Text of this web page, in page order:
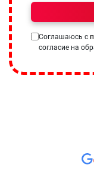
Соглашаюсь с
согласие на